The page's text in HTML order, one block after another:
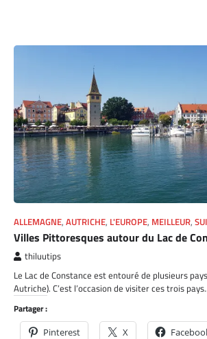
ALLEMAGNE, AUTRICHE, L'EUROPE, MEILLEUR,
Villes Pittoresques autour du Lac de
thiluutips
Le Lac de Constance est entouré de plusieurs
Autriche). C’est l’occasion de visiter ces trois
Partager :
Pinterest X